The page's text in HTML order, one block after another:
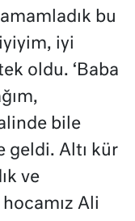
bu
iyi
oldu. ‘Baba
bile
geldi. Altı kür
ve
Ali